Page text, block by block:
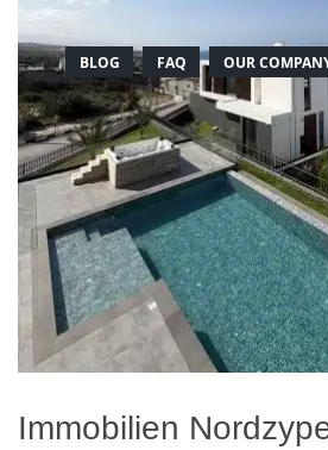
BLOG FAQ OUR
Immobilien